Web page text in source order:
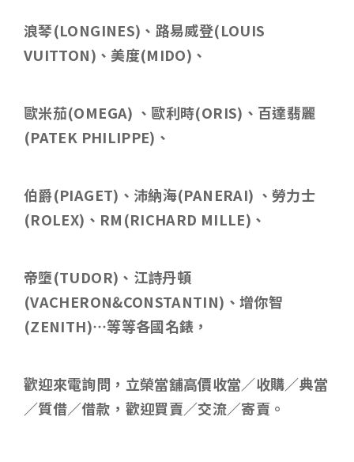
浪琴(LONGINES) 、路易威登(LOUIS
VUITTON) 、美度(MIDO) 、
歐米茄(OMEGA) 、歐利時(ORIS) 、百達翡麗
(PATEK PHILIPPE) 、
伯爵(PIAGET) 、沛納海(PANERAI) 、勞力士
(ROLEX) 、 RM(RICHARD MILLE) 、
帝墮(TUDOR) 、江詩丹頓
(VACHERON&CONSTANTIN) 、增你智
(ZENITH)…等等各國名錶，
歡迎來電詢問，立榮當舖高價收當／收購／典當
／質借／借款，歡迎買賣／交流／寄賣。